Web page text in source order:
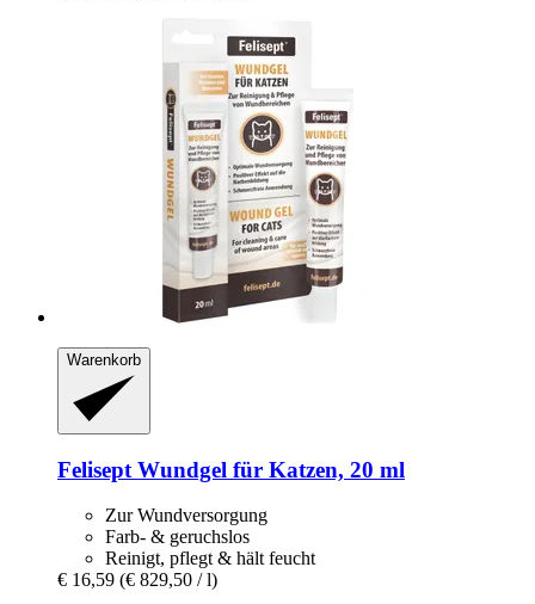
Warenkorb
Felisept Wundgel für Katzen, 20 ml
Zur Wundversorgung
Farb- & geruchslos
Reinigt, pflegt & hält feucht
€ 16,59 (€ 829,50 / l)